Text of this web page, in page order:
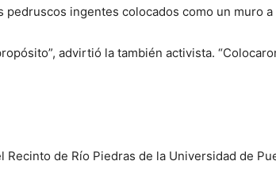
ingentes colocados como un muro a
advirtió la también activista.
de Río Piedras de la Universidad de